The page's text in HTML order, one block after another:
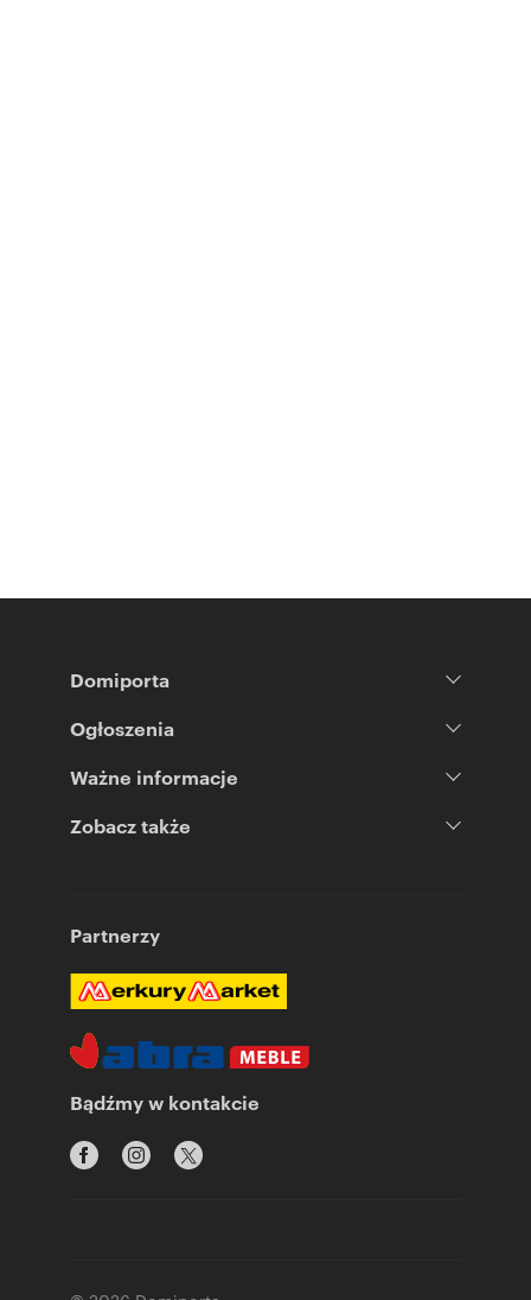
Domiporta
Ogłoszenia
Ważne informacje
Zobacz także
Partnerzy
Bądźmy w kontakcie